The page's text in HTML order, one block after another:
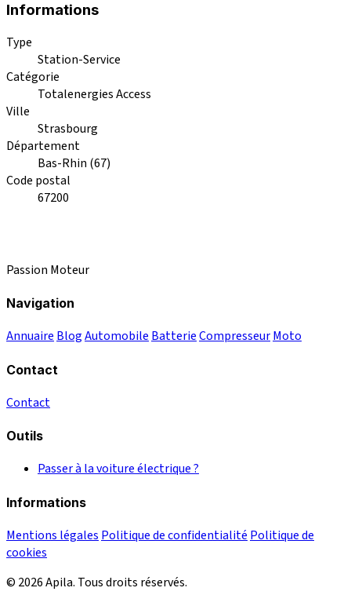
Informations
Type
Station-Service
Catégorie
Totalenergies Access
Ville
Strasbourg
Département
Bas-Rhin (67)
Code postal
67200
Passion Moteur
Navigation
Annuaire BlogAutomobile BatterieCompresseurMoto
Contact
Contact
Outils
Passer à la voiture électrique ?
Informations
Mentions légales Politique de confidentialité Politique de
cookies
© 2026 Apila. Tous droits réservés.